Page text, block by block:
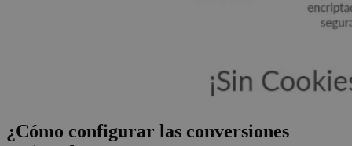
¿Cómo configurar las conversiones